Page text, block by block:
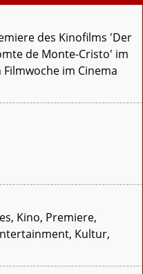
des Kinofilms 'Der
de Monte-Cristo' im
im Cinema
Kino, Premiere,
Kultur,